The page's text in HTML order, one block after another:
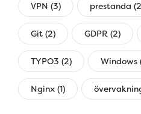
VPN (3) prestanda
Git (2) GDPR (2)
TYPO3 (2) Windows
Nginx (1)